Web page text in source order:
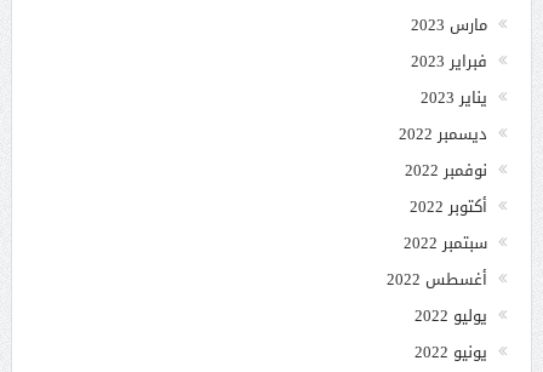
مارس 2023
فبراير 2023
يناير 2023
ديسمبر 2022
نوفمبر 2022
أكتوبر 2022
سبتمبر 2022
أغسطس 2022
يوليو 2022
يونيو 2022